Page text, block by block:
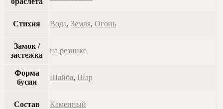
Стихия Вода, Земля, Огонь
Замок /
застежка
на резинке
Форма
бусин
Шайба, Шар
Состав Каменный